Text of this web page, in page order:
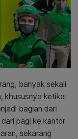
banyak sekali
khususnya ketika
bagian dari
pagi ke kantor
sekarang